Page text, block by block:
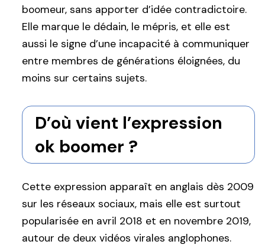
boomeur, sans apporter d’idée contradictoire.
Elle marque le dédain, le mépris, et elle est
aussi le signe d’une incapacité à communiquer
entre membres de générations éloignées, du
moins sur certains sujets.
D’où vient l’expression
ok boomer ?
Cette expression apparaît en anglais dès 2009
sur les réseaux sociaux, mais elle est surtout
popularisée en avril 2018 et en novembre 2019,
autour de deux vidéos virales anglophones.